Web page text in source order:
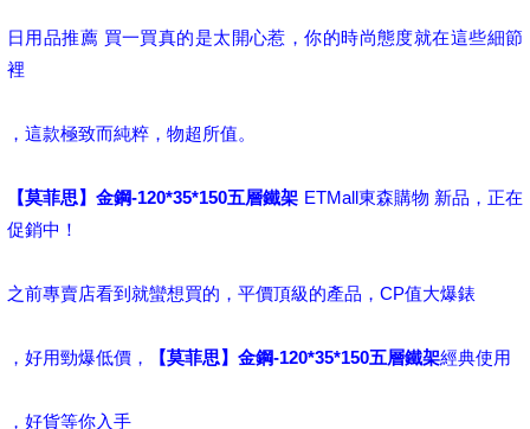
日用品推薦 買一買真的是太開心惹，你的時尚態度就在這些細節
裡
，這款極致而純粹，物超所值。
【莫菲思】金鋼-120*35*150五層鐵架 ETMall東森購物 新品，正在
促銷中！
之前專賣店看到就蠻想買的，平價頂級的產品，CP值大爆錶
，好用勁爆低價， 【莫菲思】金鋼-120*35*150五層鐵架經典使用
，好貨等你入手